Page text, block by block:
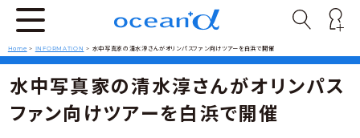
Home > INFORMATION > 水中写真家の清水淳さんがオリンパスファン向けツアーを白浜で開催
水中写真家の清水淳さんがオリンパス
ファン向けツアーを白浜で開催